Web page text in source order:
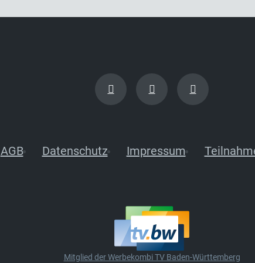
AGB Datenschutz Impressum
Mitglied der Werbekombi TV Baden-Württemberg